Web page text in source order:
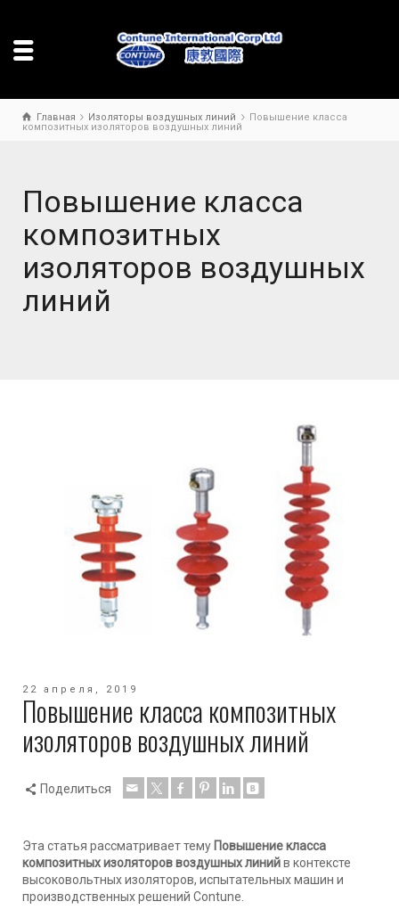
Главная Изоляторы воздушных линий
Повышение класса
композитных изоляторов воздушных линий
Повышение класса
композитных
изоляторов воздушных
линий
22 апреля, 2019
Повышение класса композитных
изоляторов воздушных линий
Поделиться
Эта статья рассматривает тему Повышение класса
композитных изоляторов воздушных линийв контексте
высоковольтных изоляторов, испытательных машин и
производственных решений Contune.